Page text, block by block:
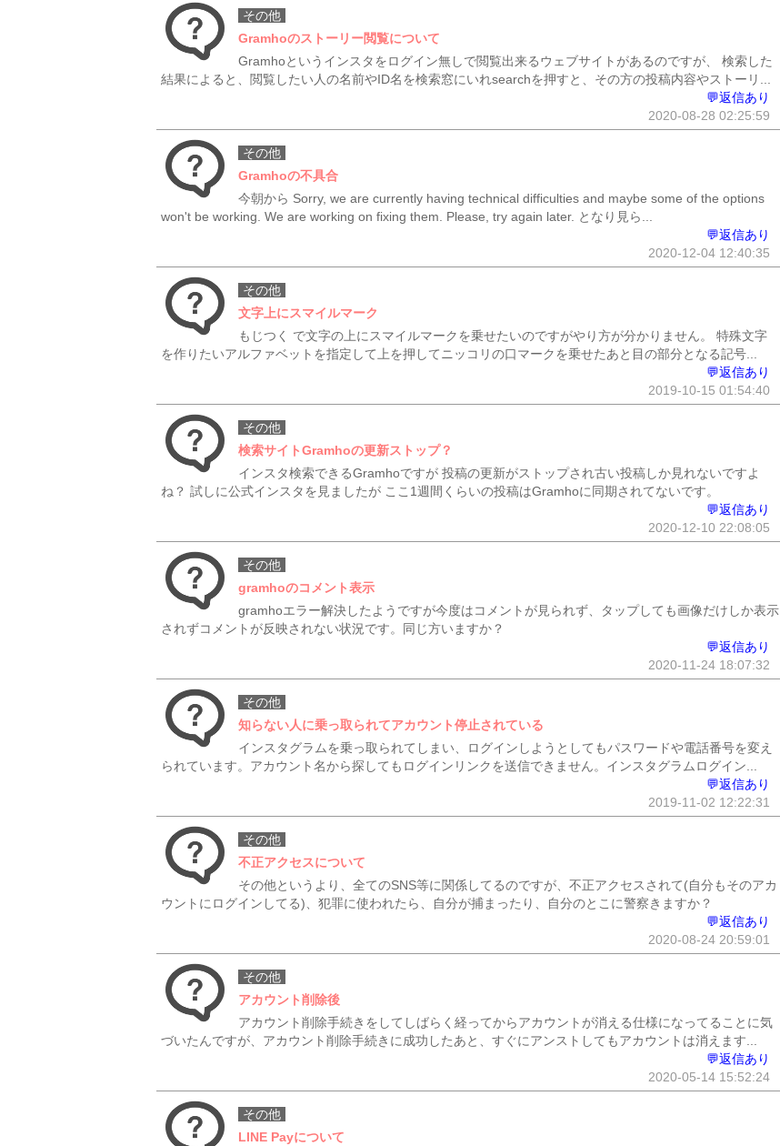
その他
Gramhoのストーリー閲覧について
Gramhoというインスタをログイン無しで閲覧出来るウェブサイトがあるのですが、 検索した
結果によると、閲覧したい人の名前やID名を検索窓にいれsearchを押すと、その方の投稿内容やストーリ...
💬返信あり
2020-08-28 02:25:59
その他
Gramhoの不具合
今朝から Sorry, we are currently having technical difficulties and maybe some of the options
won't be working. We are working on fixing them. Please, try again later. となり見ら...
💬返信あり
2020-12-04 12:40:35
その他
文字上にスマイルマーク
もじつく で文字の上にスマイルマークを乗せたいのですがやり方が分かりません。 特殊文字
を作りたいアルファベットを指定して上を押してニッコリの口マークを乗せたあと目の部分となる記号...
💬返信あり
2019-10-15 01:54:40
その他
検索サイトGramhoの更新ストップ？
インスタ検索できるGramhoですが 投稿の更新がストップされ古い投稿しか見れないですよ
ね？ 試しに公式インスタを見ましたが ここ1週間くらいの投稿はGramhoに同期されてないです。
💬返信あり
2020-12-10 22:08:05
その他
gramhoのコメント表示
gramhoエラー解決したようですが今度はコメントが見られず、タップしても画像だけしか表示
されずコメントが反映されない状況です。同じ方いますか？
💬返信あり
2020-11-24 18:07:32
その他
知らない人に乗っ取られてアカウント停止されている
インスタグラムを乗っ取られてしまい、ログインしようとしてもパスワードや電話番号を変え
られています。アカウント名から探してもログインリンクを送信できません。インスタグラムログイン...
💬返信あり
2019-11-02 12:22:31
その他
不正アクセスについて
その他というより、全てのSNS等に関係してるのですが、不正アクセスされて(自分もそのアカ
ウントにログインしてる)、犯罪に使われたら、自分が捕まったり、自分のとこに警察きますか？
💬返信あり
2020-08-24 20:59:01
その他
アカウント削除後
アカウント削除手続きをしてしばらく経ってからアカウントが消える仕様になってることに気
づいたんですが、アカウント削除手続きに成功したあと、すぐにアンストしてもアカウントは消えます...
💬返信あり
2020-05-14 15:52:24
その他
LINE Payについて